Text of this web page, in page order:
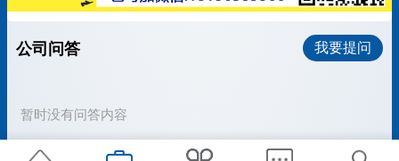
公司问答 我要提问
暂时没有问答内容